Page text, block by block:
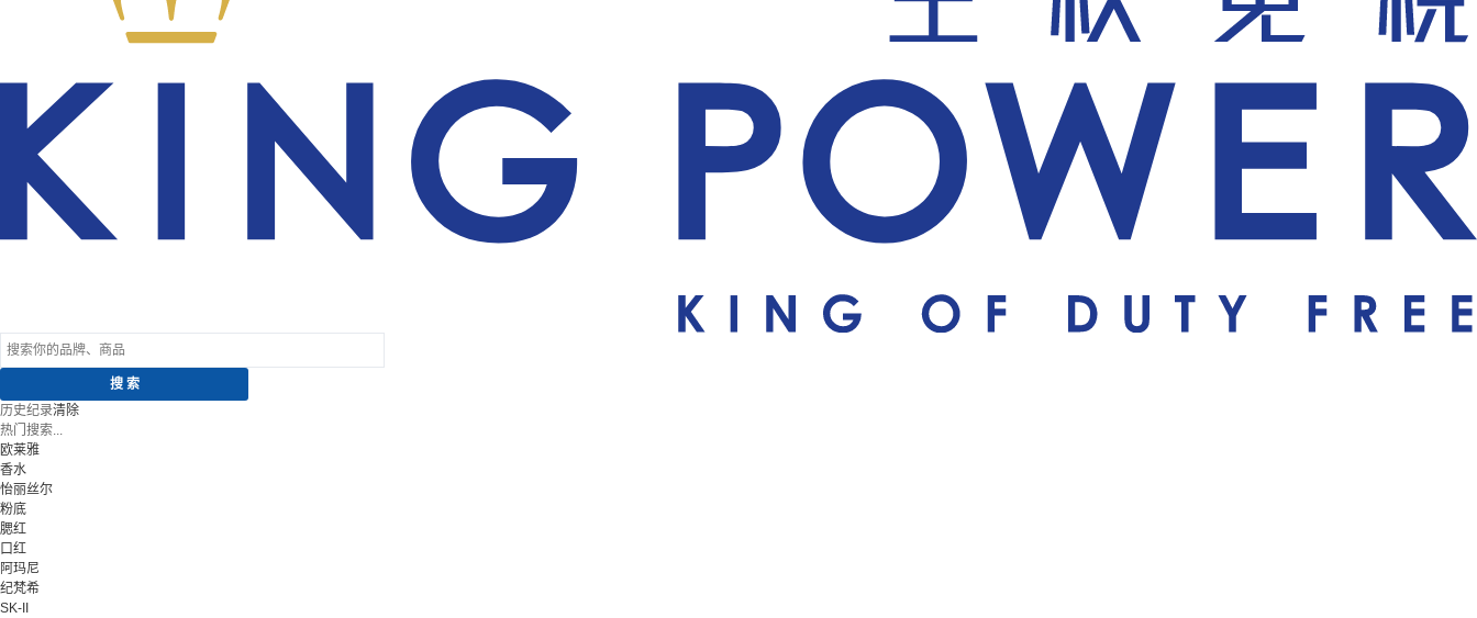
历史纪录清除
热门搜索...
欧莱雅
香水
怡丽丝尔
粉底
腮红
口红
阿玛尼
纪梵希
SK-II